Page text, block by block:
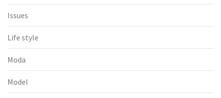
Issues
Life style
Moda
Model